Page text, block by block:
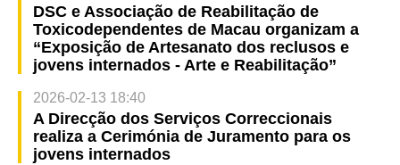
DSC e Associação de Reabilitação de
Toxicodependentes de Macau organizam a
“Exposição de Artesanato dos reclusos e
jovens internados - Arte e Reabilitação”
2026-02-13 18:40
A Direcção dos Serviços Correccionais
realiza a Cerimónia de Juramento para os
jovens internados